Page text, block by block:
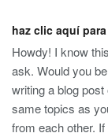
haz clic aquí
Howdy! I know
ask. Would you
writing a blog
same topics as
from each other.